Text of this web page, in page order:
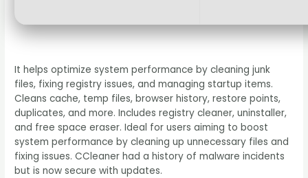
It helps optimize system performance by cleaning junk
files, fixing registry issues, and managing startup items.
Cleans cache, temp files, browser history, restore points,
duplicates, and more. Includes registry cleaner, uninstaller,
and free space eraser. Ideal for users aiming to boost
system performance by cleaning up unnecessary files and
fixing issues. CCleaner had a history of malware incidents
but is now secure with updates.